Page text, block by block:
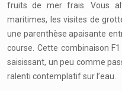
fruits de mer frais. Vous
maritimes, les visites de
une parenthèse apaisante
course. Cette combinaison
saisissant, un peu comme
ralenti contemplatif sur l’eau.